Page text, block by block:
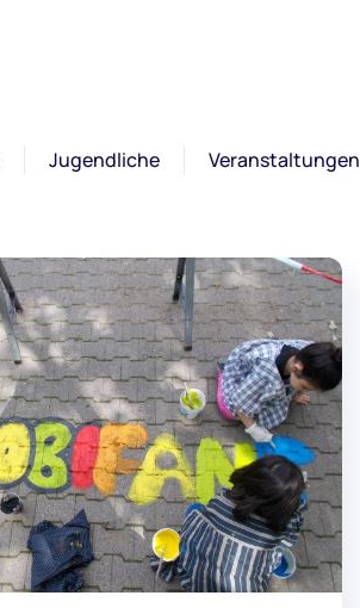
Jugendliche Veranstaltungen